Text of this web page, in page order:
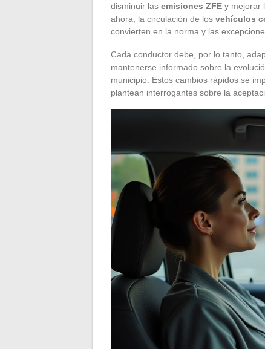
disminuir las emisiones ZFE y mejorar
ahora, la circulación de los vehículos
convierten en la norma y las
Cada conductor debe, por lo tanto,
mantenerse informado sobre la
municipio. Estos cambios rápidos se
plantean interrogantes sobre la